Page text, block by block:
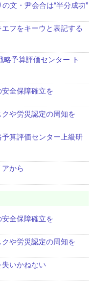
文・尹会合は“半分成功”
エフをキーウと表記する
略予算評価センター ト
全保障確立を
や労災認定の周知を
算評価センター上級研
から
全保障確立を
や労災認定の周知を
いかねない